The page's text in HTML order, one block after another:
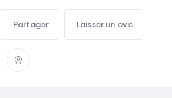
Partager Laisser un avis